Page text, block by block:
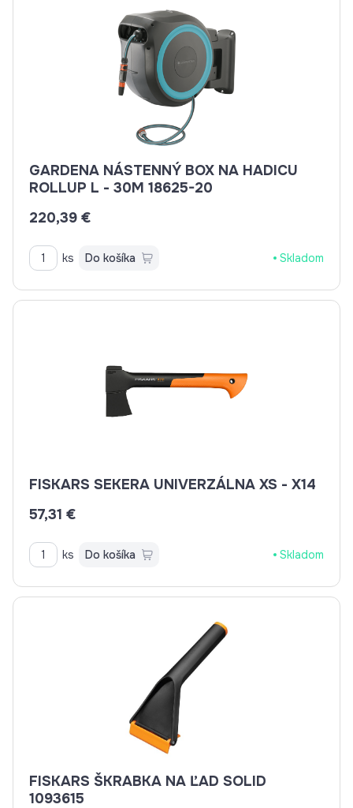
GARDENA NÁSTENNÝ BOX NA HADICU
ROLLUP L - 30M 18625-20
220,39 €
ks Do košíka Skladom
FISKARS SEKERA UNIVERZÁLNA XS - X14
57,31 €
ks Do košíka Skladom
FISKARS ŠKRABKA NA ĽAD SOLID
1093615